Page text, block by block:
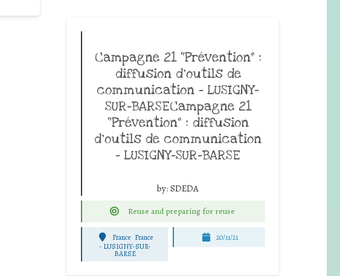
Campagne 21 “Prévention” :
diffusion d’outils de
communication – LUSIGNY-
SUR-BARSECampagne 21
“Prévention” : diffusion
d’outils de communication
– LUSIGNY-SUR-BARSE
by: SDEDA
Reuse and preparing for reuse
France France
- LUSIGNY-SUR-
BARSE
20/11/21